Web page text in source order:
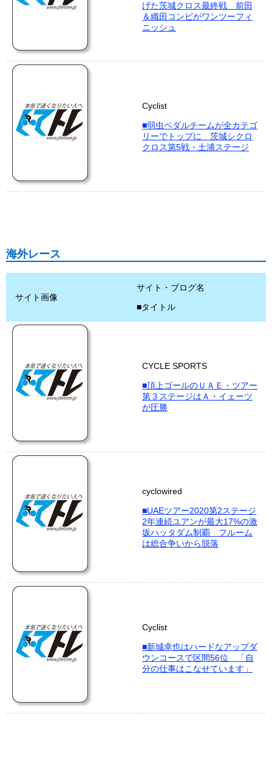
げた茨城クロス最終戦 前田
＆織田コンビがワンツーフィ
ニッシュ
Cyclist
■弱虫ペダルチームが全カテゴ
リーでトップに 茨城シクロ
クロス第5戦・土浦ステージ
海外レース
サイト画像
サイト・ブログ名
■タイトル
CYCLE SPORTS
■頂上ゴールのＵＡＥ・ツアー
第３ステージはＡ・イェーツ
が圧勝
cyclowired
■UAEツアー2020第2ステージ
2年連続ユアンが最大17%の激
坂ハッタダム制覇 フルーム
は総合争いから脱落
Cyclist
■新城幸也はハードなアップダ
ウンコースで区間56位 「自
分の仕事はこなせています」